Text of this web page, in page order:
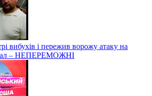
вибухів і пережив ворожу атаку на
– НЕПЕРЕМОЖНІ